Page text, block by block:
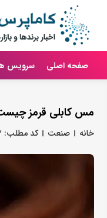
صفحه اصلی سرویس
مس کابلی قرمز
خانه صنعت کد مطلب: ۳۶۲۱۲۲